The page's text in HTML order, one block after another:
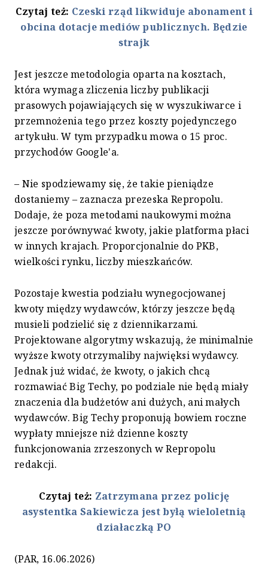
Czytaj też: Czeski rząd likwiduje abonament i
obcina dotacje mediów publicznych. Będzie
strajk
Jest jeszcze metodologia oparta na kosztach,
która wymaga zliczenia liczby publikacji
prasowych pojawiających się w wyszukiwarce i
przemnożenia tego przez koszty pojedynczego
artykułu. W tym przypadku mowa o 15 proc.
przychodów Google'a.
– Nie spodziewamy się, że takie pieniądze
dostaniemy – zaznacza prezeska Repropolu.
Dodaje, że poza metodami naukowymi można
jeszcze porównywać kwoty, jakie platforma płaci
w innych krajach. Proporcjonalnie do PKB,
wielkości rynku, liczby mieszkańców.
Pozostaje kwestia podziału wynegocjowanej
kwoty między wydawców, którzy jeszcze będą
musieli podzielić się z dziennikarzami.
Projektowane algorytmy wskazują, że minimalnie
wyższe kwoty otrzymaliby najwięksi wydawcy.
Jednak już widać, że kwoty, o jakich chcą
rozmawiać Big Techy, po podziale nie będą miały
znaczenia dla budżetów ani dużych, ani małych
wydawców. Big Techy proponują bowiem roczne
wypłaty mniejsze niż dzienne koszty
funkcjonowania zrzeszonych w Repropolu
redakcji.
Czytaj też: Zatrzymana przez policję
asystentka Sakiewicza jest byłą wieloletnią
działaczką PO
(PAR, 16.06.2026)